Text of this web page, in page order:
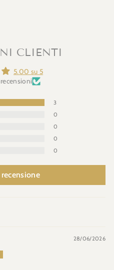
CLIENTI
5.00 su 5
3
0
0
0
0
28/06/2026